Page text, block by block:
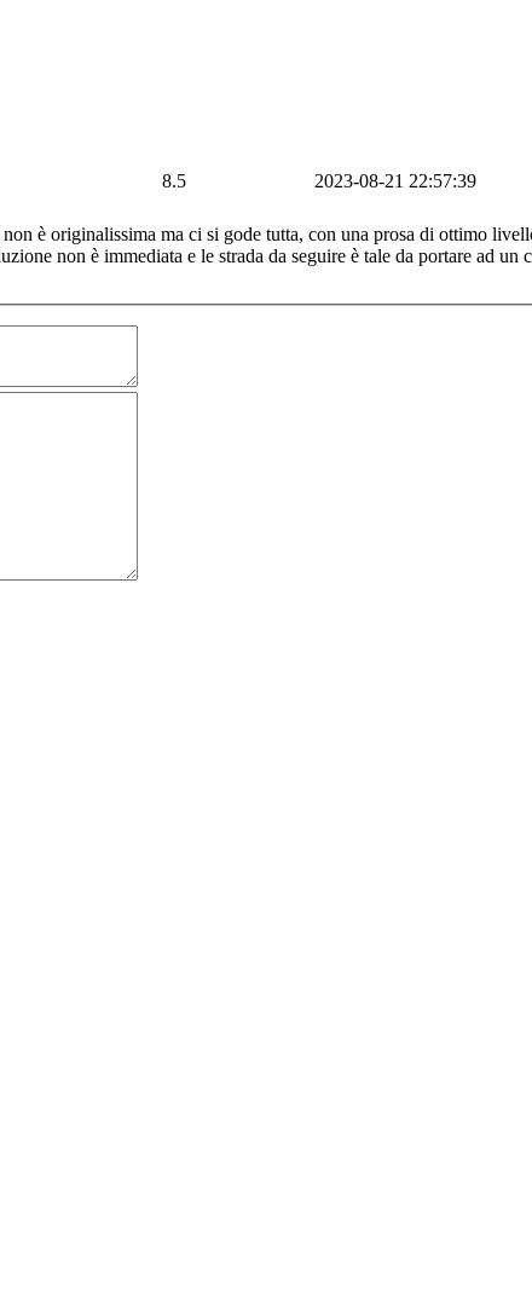
8.5
2023-08-21 22:57:39
è originalissima ma ci si gode tutta, con una prosa di ottimo
non è immediata e le strada da seguire è tale da portare ad